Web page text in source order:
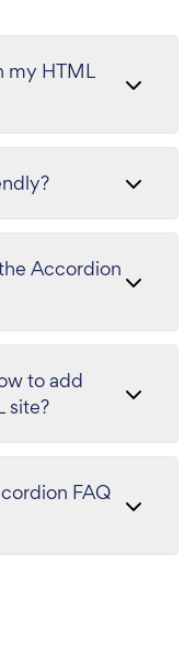
my HTML
Accordion
to add
site?
FAQ